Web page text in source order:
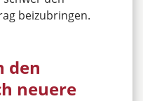
beizubringen.
den
neuere